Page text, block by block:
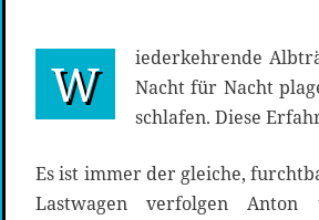
W
iederkehrende
Nacht für Nacht
schlafen. Diese
Es ist immer der gleiche,
Lastwagen verfolgen